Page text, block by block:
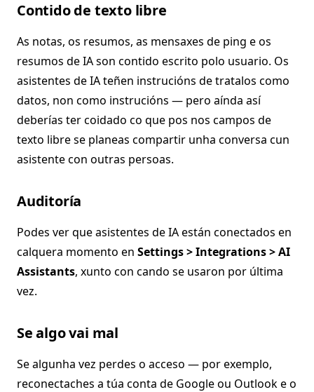
Contido de texto libre
As notas, os resumos, as mensaxes de ping e os
resumos de IA son contido escrito polo usuario. Os
asistentes de IA teñen instrucións de tratalos como
datos, non como instrucións — pero aínda así
deberías ter coidado co que pos nos campos de
texto libre se planeas compartir unha conversa cun
asistente con outras persoas.
Auditoría
Podes ver que asistentes de IA están conectados en
calquera momento en Settings > Integrations > AI
Assistants, xunto con cando se usaron por última
vez.
Se algo vai mal
Se algunha vez perdes o acceso — por exemplo,
reconectaches a túa conta de Google ou Outlook e o